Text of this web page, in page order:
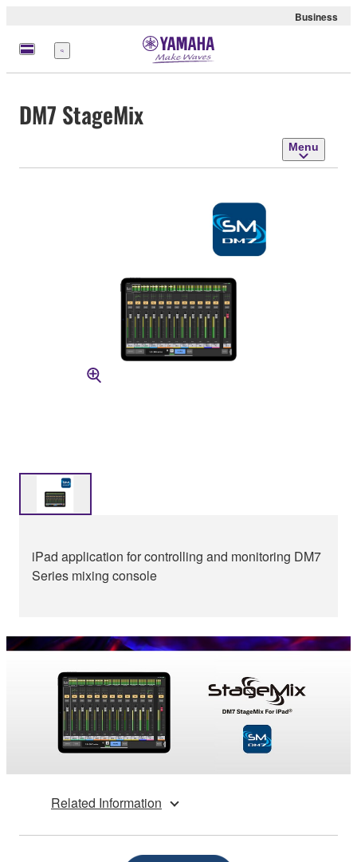
Business
Menu
DM7 StageMix
Menu
iPad application for controlling and monitoring DM7
Series mixing console
Related Information